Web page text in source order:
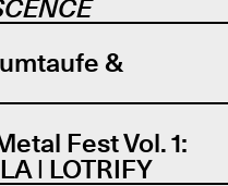
&
Fest Vol. 1:
| LOTRIFY